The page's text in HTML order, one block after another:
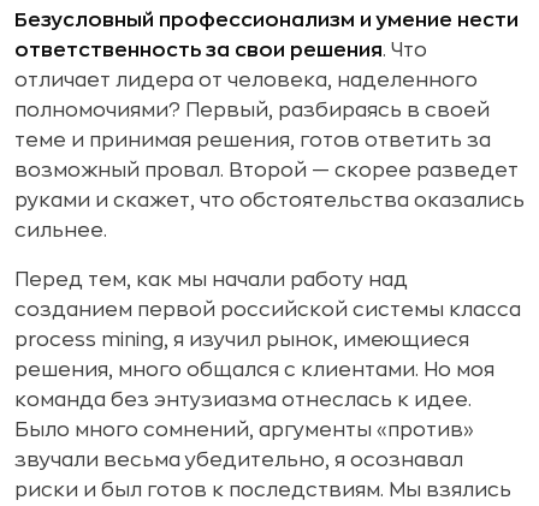
Безусловный профессионализм и умение нести
ответственность за свои решения. Что
отличает лидера от человека, наделенного
полномочиями? Первый, разбираясь в своей
теме и принимая решения, готов ответить за
возможный провал. Второй — скорее разведет
руками и скажет, что обстоятельства оказались
сильнее.
Перед тем, как мы начали работу над
созданием первой российской системы класса
process mining, я изучил рынок, имеющиеся
решения, много общался с клиентами. Но моя
команда без энтузиазма отнеслась к идее.
Было много сомнений, аргументы «против»
звучали весьма убедительно, я осознавал
риски и был готов к последствиям. Мы взялись